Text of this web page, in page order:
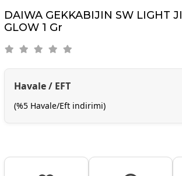
DAIWA GEKKABIJIN SW LIGHT
GLOW 1 Gr
Havale / EFT
(%5 Havale/Eft indirimi)